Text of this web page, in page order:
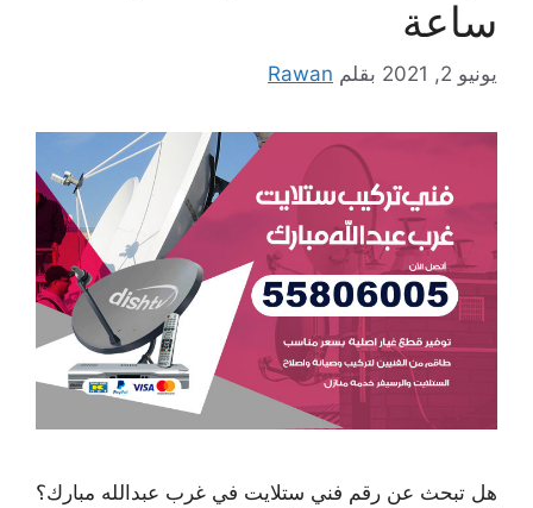
ساعة
يونيو 2, 2021 بقلم Rawan
هل تبحث عن رقم فني ستلايت في غرب عبدالله مبارك؟